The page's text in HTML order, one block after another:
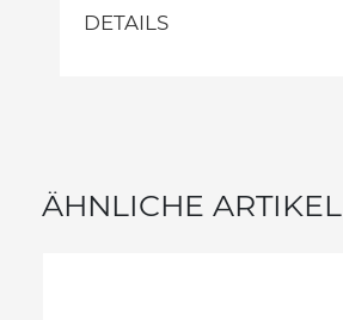
DETAILS
ÄHNLICHE ARTIKEL